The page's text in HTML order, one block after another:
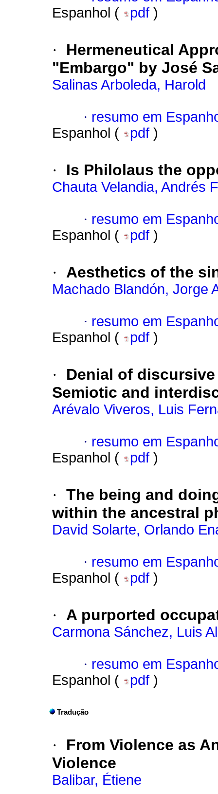
Espanhol (
pdf )
·
Hermeneutical
"Embargo" by José
Salinas Arboleda, Harold
· resumo em
Espanhol (
pdf )
· Is Philolaus the
Chauta Velandia, Andrés
· resumo em
Espanhol (
pdf )
· Aesthetics of the
Machado Blandón, Jorge
· resumo em
Espanhol (
pdf )
·
Denial of
Semiotic and
Arévalo Viveros, Luis
· resumo em
Espanhol (
pdf )
· The being and
within the ancestral
David Solarte, Orlando
· resumo em
Espanhol (
pdf )
· A purported
Carmona Sánchez, Luis
· resumo em
Espanhol (
pdf )
Tradução
·
From Violence as
Violence
Balibar, Étiene